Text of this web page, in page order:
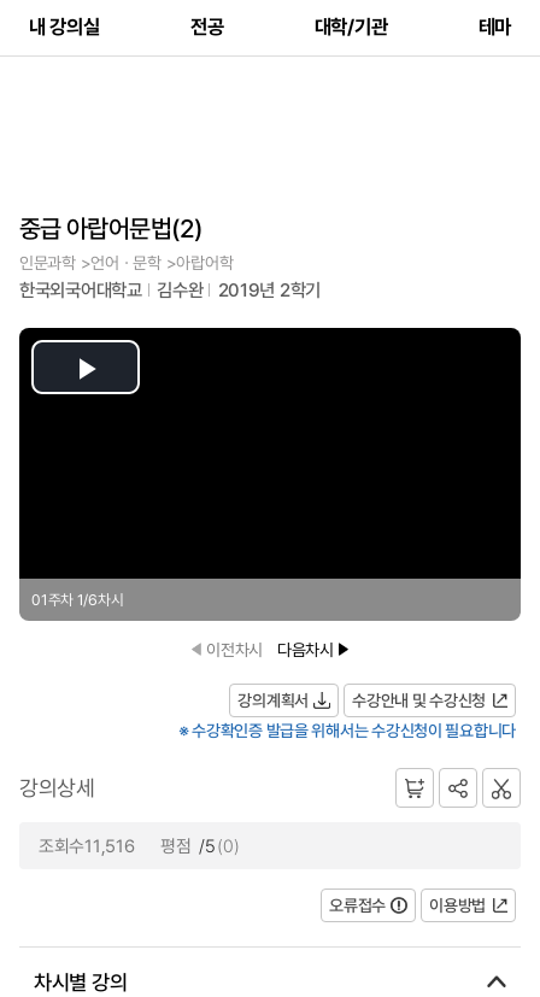
내 강의실 전공 대학/기관 테마
중급 아랍어문법(2)
인문과학 >언어ㆍ문학 >아랍어학
한국외국어대학교 김수완 2019년 2학기
Play
01주차 1/6차시
이전차시 다음차시
강의계획서
수강안내 및 수강신청
※ 수강확인증 발급을 위해서는 수강신청이 필요합니다
강의상세
조회수11,516 평점 /5(0)
오류접수 이용방법
차시별 강의